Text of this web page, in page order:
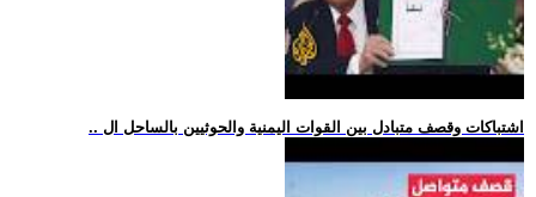
.. اشتباكات وقصف متبادل بين القوات اليمنية والحوثيين بالساحل ال